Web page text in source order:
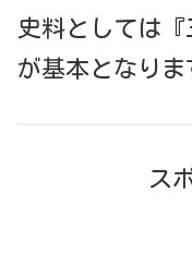
史料としては『
が基本となりま
ス